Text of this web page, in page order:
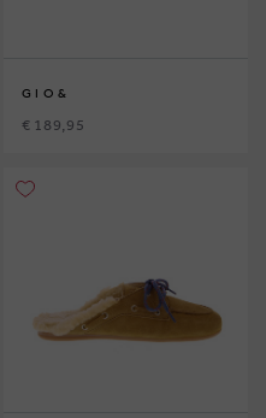
GIO&
€ 189,95